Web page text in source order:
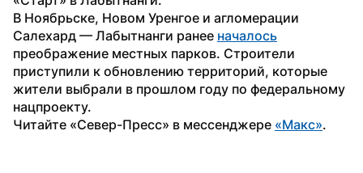
В Ноябрьске, Новом Уренгое и агломерации
Салехард — Лабытнанги ранее началось
преображение местных парков. Строители
приступили к обновлению территорий, которые
жители выбрали в прошлом году по федеральному
нацпроекту.
Читайте «Север-Пресс» в мессенджере «Макс».